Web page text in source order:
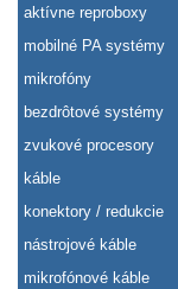
aktívne reproboxy
mobilné PA systémy
mikrofóny
bezdrôtové systémy
zvukové procesory
káble
konektory / redukcie
nástrojové káble
mikrofónové káble